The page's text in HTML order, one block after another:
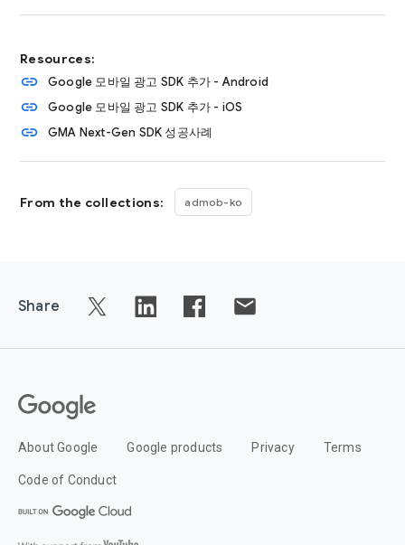
Resources:
link Google 모바일 광고 SDK 추가 - Android
link Google 모바일 광고 SDK 추가 - iOS
link GMA Next-Gen SDK 성공사례
From the collections: admob-ko
Share
About Google Google products Privacy Terms
Code of Conduct